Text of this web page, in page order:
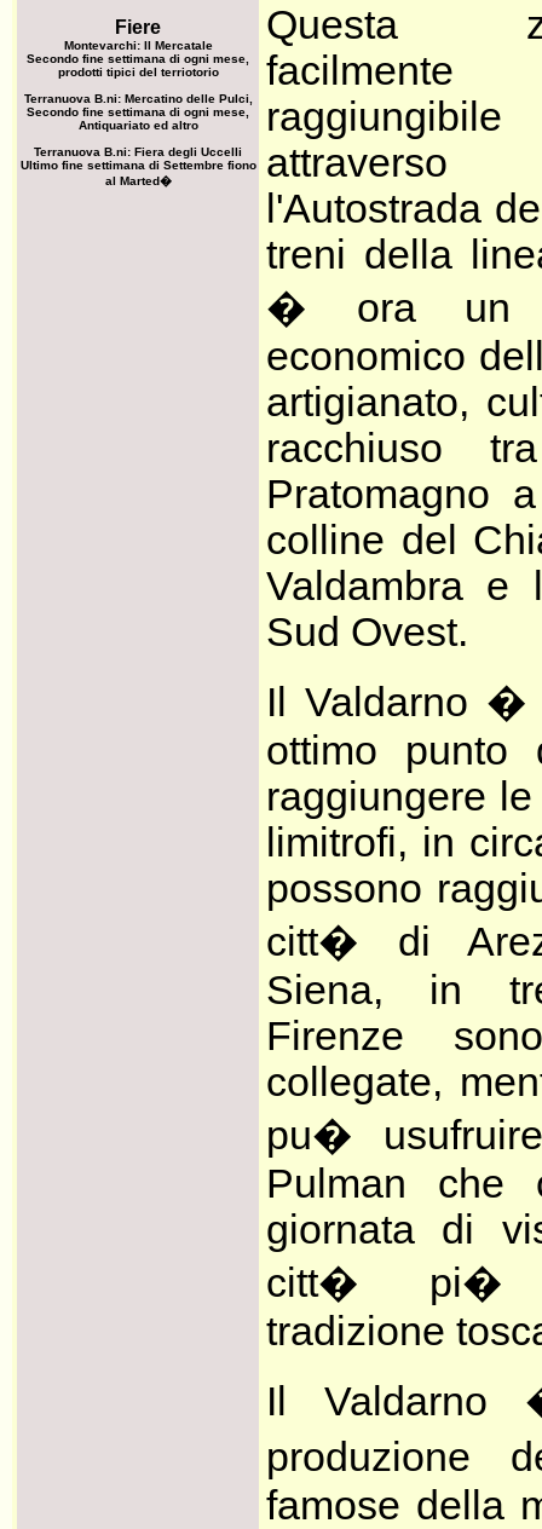
Fiere
Montevarchi: Il Mercatale
Secondo fine settimana di ogni mese,
prodotti tipici del terriotorio
Terranuova B.ni: Mercatino delle Pulci,
Secondo fine settimana di ogni mese,
Antiquariato ed altro
Terranuova B.ni: Fiera degli Uccelli
Ultimo fine settimana di Settembre fiono
al Marted�
Questa
facilmente
raggiungibile
attraverso
l'Autostrada
treni della
� ora un
economico
artigianato,
racchiuso
Pratomagno
colline del
Valdambra e
Sud Ovest.
Il Valdarno �
ottimo punto
raggiungere
limitrofi, in
possono
citt� di
Siena, in
Firenze
collegate,
pu�
Pulman che
giornata di
citt� pi�
tradizione
Il
produzione
famose della